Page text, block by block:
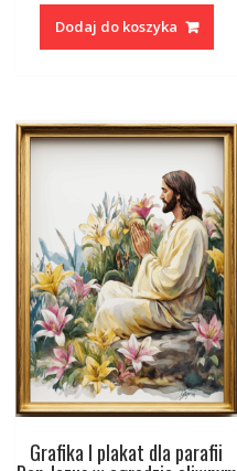
Dodaj do koszyka
Grafika I plakat dla parafii